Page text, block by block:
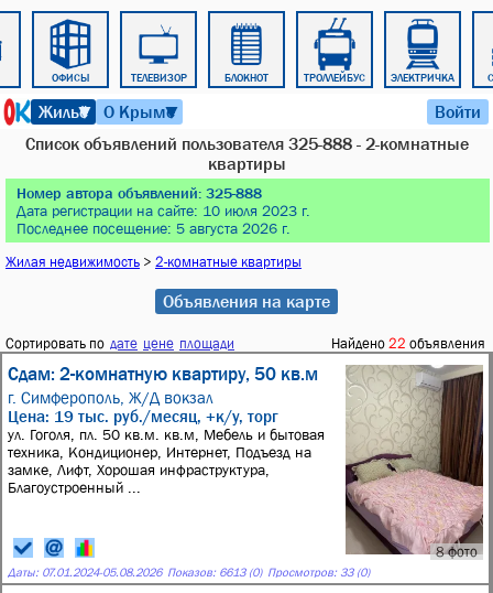
ОФИСЫ ТЕЛЕВИЗОР БЛОКНОТ ТРОЛЛЕЙБУС ЭЛЕКТРИЧКА
Жильё
▼ О Крыме
▼ Войти
Список объявлений пользователя 325-888 - 2-комнатные
квартиры
Номер автора объявлений: 325-888
Дата регистрации на сайте: 10 июля 2023 г.
Последнее посещение: 5 августа 2026 г.
Жилая недвижимость > 2-комнатные квартиры
Объявления на карте
Сортировать по дате цене площади Найдено 22 объявления
Сдам: 2-комнатную квартиру, 50 кв.м
г. Симферополь, Ж/Д вокзал
8 фото
Цена: 19 тыс. руб./месяц, +к/у, торг
ул. Гоголя, пл. 50 кв.м. кв.м, Мебель и бытовая
техника, Кондиционер, Интернет, Подъезд на
замке, Лифт, Хорошая инфраструктура,
Благоустроенный ...
Даты: 07.01.2024-05.08.2026 Показов: 6613 (0) Просмотров: 33 (0)